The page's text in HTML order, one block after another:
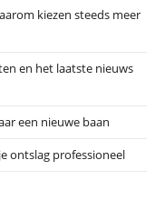
kiezen steeds meer
en het laatste nieuws
een nieuwe baan
ontslag professioneel